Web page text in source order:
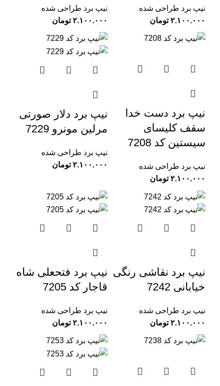
نیپ برد طراحی شده
تومان
نیپ برد طراحی شده
تومان
نیپ برد دست خدا
سقف کلیسای
سیستین کد 7208
نیپ برد طراحی شده
تومان
نیپ برد دلار صورتی
مرلین مونرو 7229
نیپ برد طراحی شده
تومان
نیپ برد نقاشی رنگی
خیابانی 7242
نیپ برد طراحی شده
تومان
نیپ برد فتحعلی شاه
قاجار کد 7205
نیپ برد طراحی شده
تومان